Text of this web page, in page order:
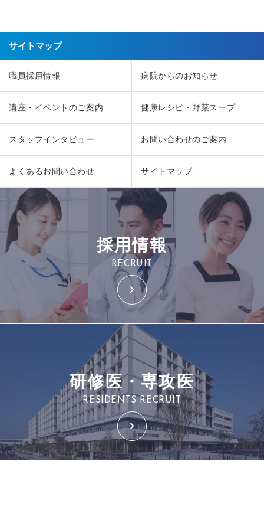
サイトマップ
職員採用情報 病院からのお知らせ
講座・イベントのご案内 健康レシピ・野菜スープ
スタッフインタビュー お問い合わせのご案内
よくあるお問い合わせ サイトマップ
採用情報
RECRUIT
研修医・専攻医
RESIDENTS RECRUIT